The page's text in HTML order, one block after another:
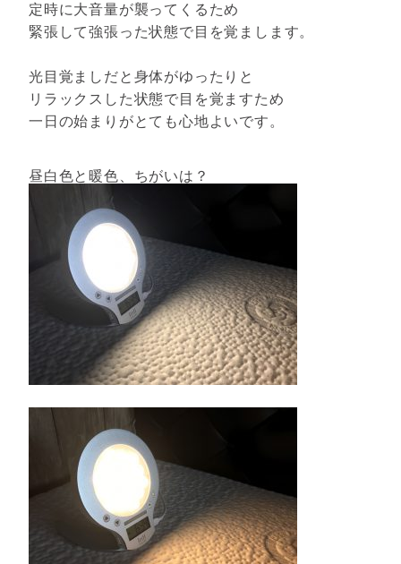
定時に大音量が襲ってくるため
緊張して強張った状態で目を覚まします。
光目覚ましだと身体がゆったりと
リラックスした状態で目を覚ますため
一日の始まりがとても心地よいです。
昼白色と暖色、ちがいは？